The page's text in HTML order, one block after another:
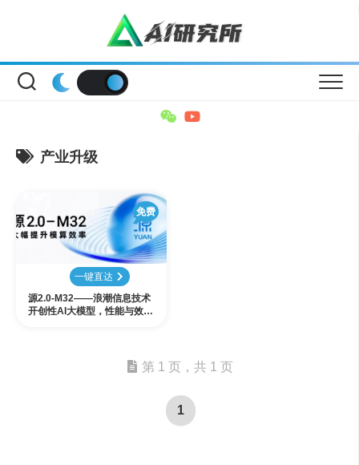
产业升级
免费
一键直达
源2.0-M32——浪潮信息技术
开创性AI大模型，性能与效率
第 1 页，共 1 页
1